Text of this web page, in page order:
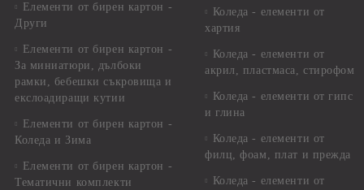
Елементи от бирен картон -
Други
Елементи от бирен картон -
За миниатюри, дълбоки
рамки, бебешки съкровища и
екслоадиращи кутии
Елементи от бирен картон -
Коледа и Зима
Елементи от бирен картон -
Тематични комплекти
Коледа - елементи от
хартия
Коледа - елементи от
акрил, пластмаса, стирофом
Коледа - елементи от гипс
и глина
Коледа - елементи от
филц, фоам, плат и прежда
Коледа - елементи от